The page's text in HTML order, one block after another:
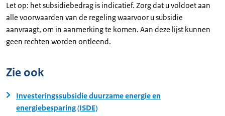
Let op: het subsidiebedrag is indicatief. Zorg dat u voldoet aan
alle voorwaarden van de regeling waarvoor u subsidie
aanvraagt, om in aanmerking te komen. Aan deze lijst kunnen
geen rechten worden ontleend.
Zie ook
Investeringssubsidie duurzame energie en
energiebesparing (ISDE)